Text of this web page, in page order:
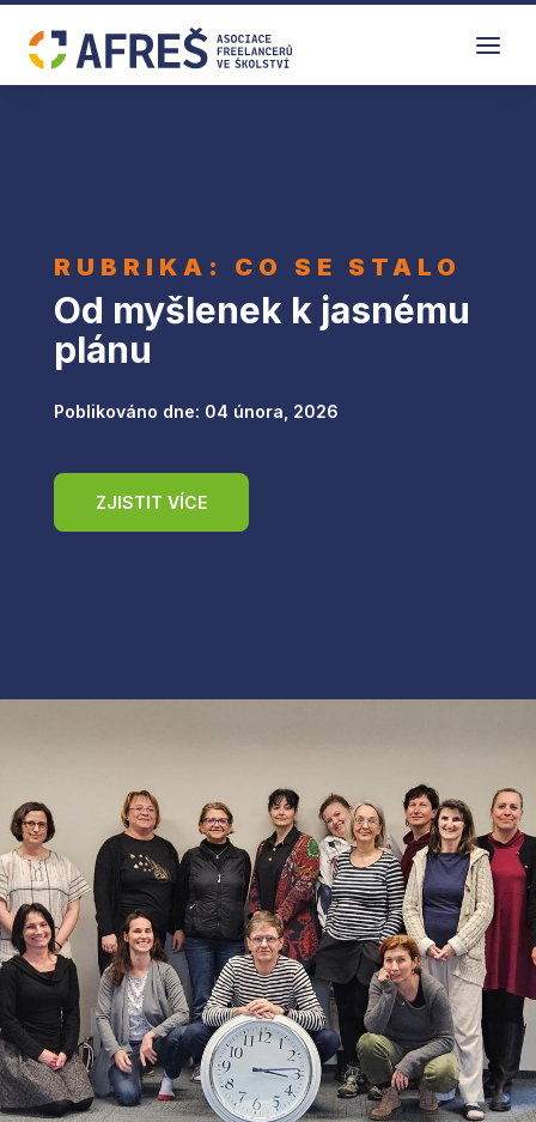
a
RUBRIKA: CO SE STALO
Od myšlenek k jasnému
plánu
Poblikováno dne: 04 února, 2026
ZJISTIT VÍCE